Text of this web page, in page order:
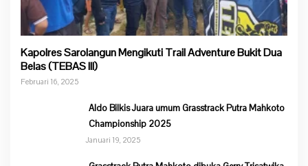
Kapolres Sarolangun Mengikuti Trail Adventure Bukit Dua
Belas (TEBAS III)
Februari 16, 2025
Aldo Bilkis Juara umum Grasstrack Putra Mahkoto
Championship 2025
Januari 19, 2025